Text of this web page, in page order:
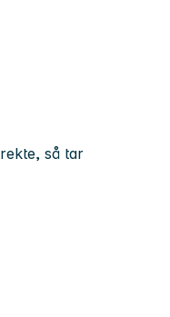
så tar